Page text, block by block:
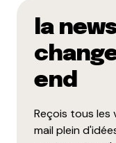
la
end
Reçois tous les
mail plein